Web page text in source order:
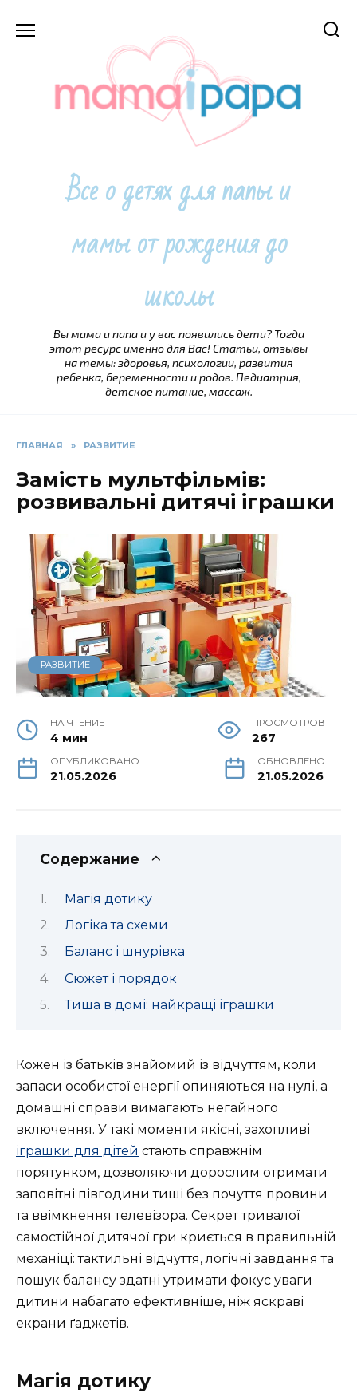
Все о детях для папы и
мамы от рождения до
школы
Вы мама и папа и у вас появились дети? Тогда
этот ресурс именно для Вас! Статьи, отзывы
на темы: здоровья, психологии, развития
ребенка, беременности и родов. Педиатрия,
детское питание, массаж.
ГЛАВНАЯ » РАЗВИТИЕ
Замість мультфільмів:
розвивальні дитячі іграшки
РАЗВИТИЕ
НА ЧТЕНИЕ
4 мин
ПРОСМОТРОВ
267
ОПУБЛИКОВАНО
21.05.2026
ОБНОВЛЕНО
21.05.2026
Содержание
Магія дотику
Логіка та схеми
Баланс і шнурівка
Сюжет і порядок
Тиша в домі: найкращі іграшки
Кожен із батьків знайомий із відчуттям, коли
запаси особистої енергії опиняються на нулі, а
домашні справи вимагають негайного
включення. У такі моменти якісні, захопливі
іграшки для дітей стають справжнім
порятунком, дозволяючи дорослим отримати
заповітні півгодини тиші без почуття провини
та ввімкнення телевізора. Секрет тривалої
самостійної дитячої гри криється в правильній
механіці: тактильні відчуття, логічні завдання та
пошук балансу здатні утримати фокус уваги
дитини набагато ефективніше, ніж яскраві
екрани ґаджетів.
Магія дотику